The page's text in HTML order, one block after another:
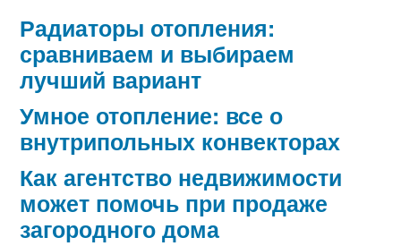
Радиаторы отопления:
сравниваем и выбираем
лучший вариант
Умное отопление: все о
внутрипольных конвекторах
Как агентство недвижимости
может помочь при продаже
загородного дома